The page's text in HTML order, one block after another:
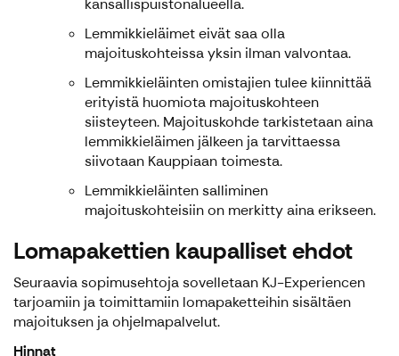
kansallispuistonalueella.
Lemmikkieläimet eivät saa olla
majoituskohteissa yksin ilman valvontaa.
Lemmikkieläinten omistajien tulee kiinnittää
erityistä huomiota majoituskohteen
siisteyteen. Majoituskohde tarkistetaan aina
lemmikkieläimen jälkeen ja tarvittaessa
siivotaan Kauppiaan toimesta.
Lemmikkieläinten salliminen
majoituskohteisiin on merkitty aina erikseen.
Lomapakettien kaupalliset ehdot
Seuraavia sopimusehtoja sovelletaan KJ-Experiencen
tarjoamiin ja toimittamiin lomapaketteihin sisältäen
majoituksen ja ohjelmapalvelut.
Hinnat